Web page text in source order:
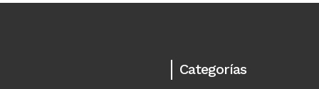
Categorías